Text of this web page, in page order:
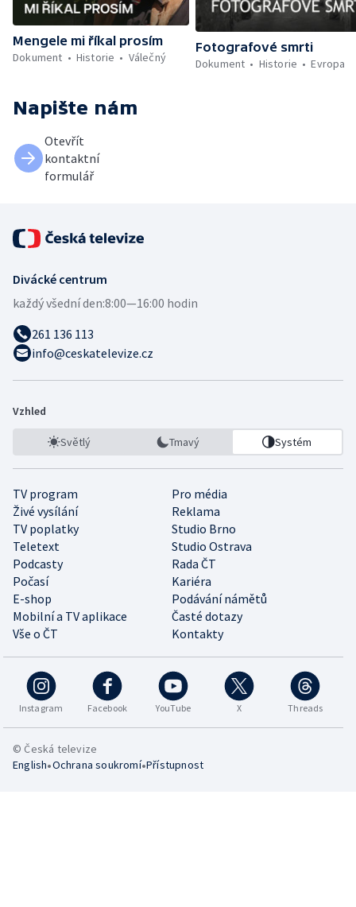
Mengele mi říkal prosím
Dokument
Historie Válečný
Fotografové smrti
Dokument
Historie Evropa
Napište nám
Otevřít
kontaktní
formulář
Divácké centrum
každý všední den:8:00—16:00 hodin
261 136 113
info@ceskatelevize.cz
Vzhled
Světlý Tmavý Systém
TV program
Pro média
Živé vysílání
Reklama
TV poplatky
Studio Brno
Teletext
Studio Ostrava
Podcasty
Rada ČT
Počasí
Kariéra
E-shop
Podávání námětů
Mobilní a TV aplikace
Časté dotazy
Vše o ČT
Kontakty
Instagram Facebook YouTube X Threads
© Česká televize
English•Ochrana soukromí•Přístupnost